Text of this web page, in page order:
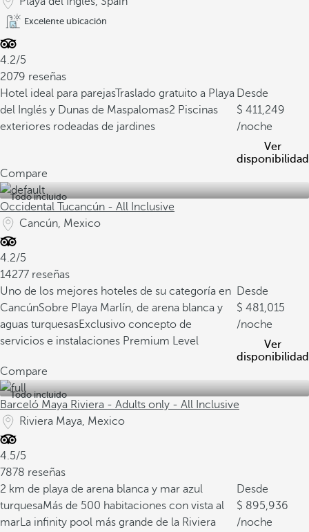
Excelente ubicación
4.2/5
2079 reseñas
Hotel ideal para parejasTraslado gratuito a Playa
del Inglés y Dunas de Maspalomas2 Piscinas
exteriores rodeadas de jardines
Desde
411,249
/noche
Ver
disponibilidad
Compare
Todo incluido
Occidental Tucancún - All Inclusive
Cancún, Mexico
4.2/5
14277 reseñas
Uno de los mejores hoteles de su categoría en
CancúnSobre Playa Marlín, de arena blanca y
aguas turquesasExclusivo concepto de
servicios e instalaciones Premium Level
Desde
481,015
/noche
Ver
disponibilidad
Compare
Todo incluido
Barceló Maya Riviera - Adults only - All Inclusive
Riviera Maya, Mexico
4.5/5
7878 reseñas
2 km de playa de arena blanca y mar azul
turquesaMás de 500 habitaciones con vista al
marLa infinity pool más grande de la Riviera
Desde
895,936
/noche